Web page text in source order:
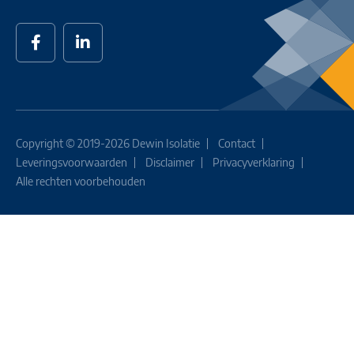
FacebookLinkedin
Copyright © 2019-2026 Dewin Isolatie
Contact
Leveringsvoorwaarden
Disclaimer
Privacyverklaring
Alle rechten voorbehouden